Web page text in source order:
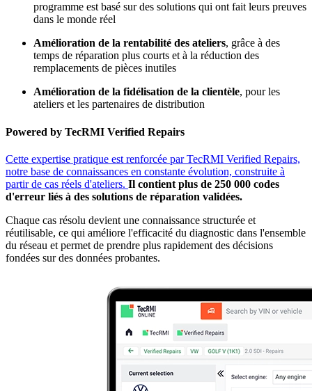
programme est basé sur des solutions qui ont fait leurs preuves
dans le monde réel
Amélioration de la rentabilité des ateliers, grâce à des
temps de réparation plus courts et à la réduction des
remplacements de pièces inutiles
Amélioration de la fidélisation de la clientèle, pour les
ateliers et les partenaires de distribution
Powered by TecRMI Verified Repairs
Cette expertise pratique est renforcée par TecRMI Verified Repairs,
notre base de connaissances en constante évolution, construite à
partir de cas réels d'ateliers. Il contient plus de 250 000 codes
d'erreur liés à des solutions de réparation validées.
Chaque cas résolu devient une connaissance structurée et
réutilisable, ce qui améliore l'efficacité du diagnostic dans l'ensemble
du réseau et permet de prendre plus rapidement des décisions
fondées sur des données probantes.